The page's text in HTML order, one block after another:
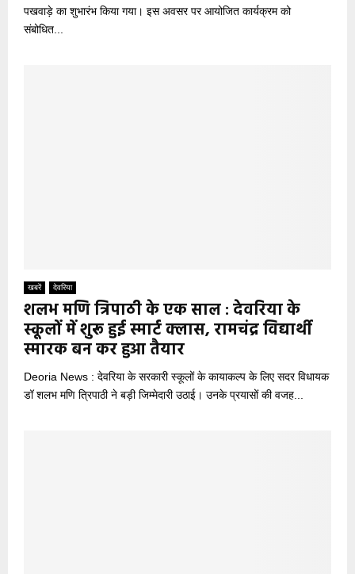
पखवाड़े का शुभारंभ किया गया। इस अवसर पर आयोजित कार्यक्रम को
संबोधित...
खबरें देवरिया
शलभ मणि त्रिपाठी के एक साल : देवरिया के
स्कूलों में शुरू हुई स्मार्ट क्लास, रामचंद्र विद्यार्थी
स्मारक बन कर हुआ तैयार
Deoria News : देवरिया के सरकारी स्कूलों के कायाकल्प के लिए सदर विधायक
डॉ शलभ मणि त्रिपाठी ने बड़ी जिम्मेदारी उठाई। उनके प्रयासों की वजह...